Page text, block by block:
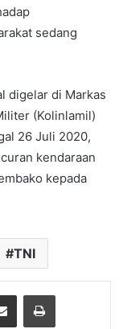
sedang
digelar di Markas
(Kolinlamil)
26 Juli 2020,
kendaraan
kepada
TNI
Share via Email Print